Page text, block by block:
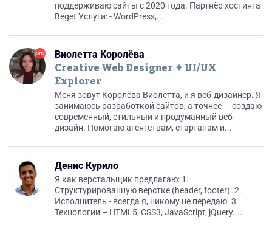
поддерживаю сайты с 2020 года. Партнёр хостинга
Beget Услуги: - WordPress,...
Виолетта Королёва
Creative Web Designer ✦ UI/UX
Explorer
Меня зовут Королёва Виолетта, и я веб-дизайнер. Я
занимаюсь разработкой сайтов, а точнее — создаю
современный, стильный и продуманный веб-
дизайн. Помогаю агентствам, стартапам и...
Денис Курило
Я как верстальщик предлагаю: 1.
Структурированную верстке (header, footer). 2.
Исполнитель - всегда я, никому не передаю. 3.
Технологии – HTML5, CSS3, JavaScript, jQuery....